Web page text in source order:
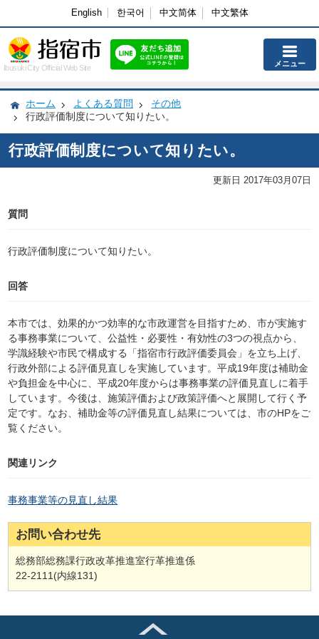
English 한국어 中文简体 中文繁体
Ibusuki City Official Web Site メニュー
ホーム よくある質問
その他
行政評価制度について知りたい。
行政評価制度について知りたい。
更新日 2017年03月07日
質問
行政評価制度について知りたい。
回答
本市では、効果的かつ効率的な市政運営を目指すため、市が実施す
る事務事業について、公益性・必要性・有効性の3つの視点から、
学識経験や市民で構成する「指宿市行政評価委員会」を立ち上げ、
行政外部による評価見直しを実施しています。平成19年度は補助金
や負担金を中心に、平成20年度からは事務事業の評価見直しに着手
しています。今後は、施策評価および政策評価へと展開して行く予
定です。なお、補助金等の評価見直し結果については、市のHPをご
覧ください。
関連リンク
事務事業等の見直し結果
お問い合わせ先
総務部総務課行政改革推進室行革推進係
22-2111(内線131)